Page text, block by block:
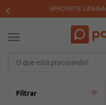
APROVEITE
Filtrar